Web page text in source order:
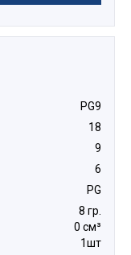
PG9
18
9
6
PG
8 гр.
0 см³
1шт